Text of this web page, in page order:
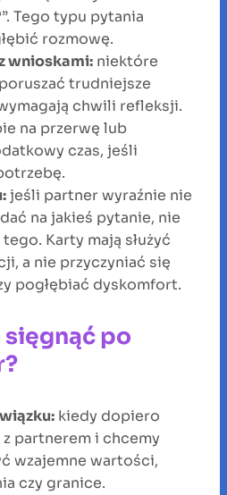
Tego typu pytania
rozmowę.
wnioskami: niektóre
trudniejsze
chwili refleksji.
na przerwę lub
czas, jeśli
jeśli partner wyraźnie nie
na jakieś pytanie, nie
Karty mają służyć
a nie przyczyniać się
pogłębiać dyskomfort.
po
kiedy dopiero
partnerem i chcemy
wzajemne wartości,
czy granice.